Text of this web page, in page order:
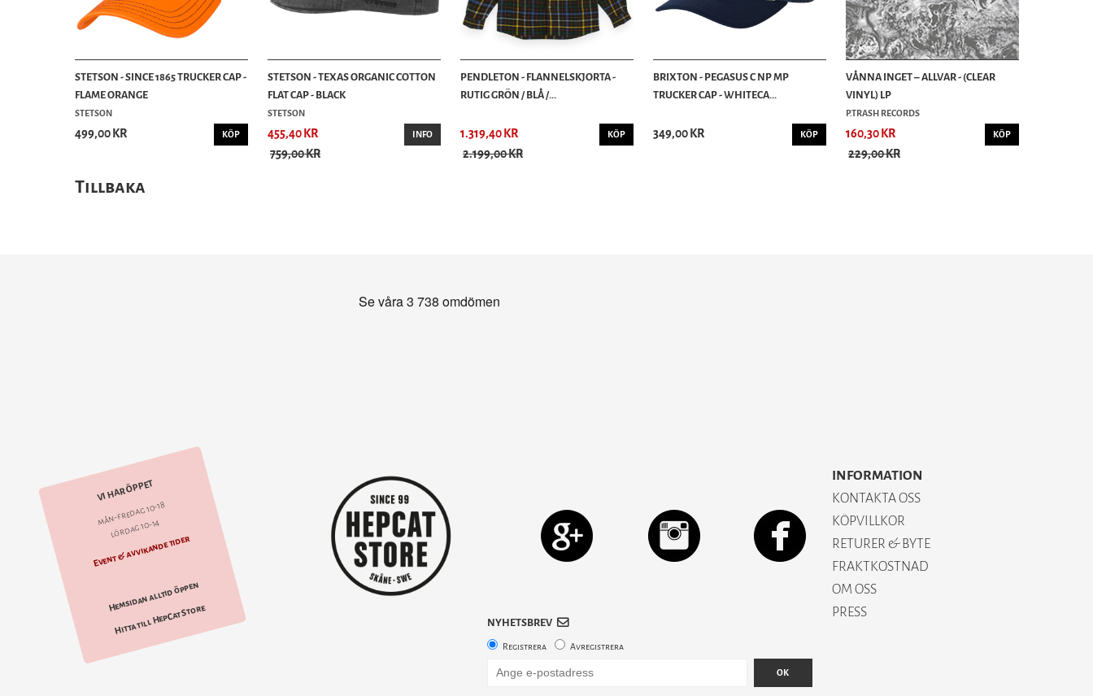
STETSON - SINCE 1865 TRUCKER CAP -
FLAME ORANGE
STETSON
499,00 KR KÖP
STETSON - TEXAS ORGANIC COTTON
FLAT CAP - BLACK
STETSON
455,40 KR
759,00 KR
INFO
PENDLETON - FLANNELSKJORTA -
RUTIG GRÖN / BLÅ /...
1.319,40 KR
2.199,00 KR
KÖP
BRIXTON - PEGASUS C NP MP
TRUCKER CAP - WHITECA...
349,00 KR KÖP
VÅNNA INGET – ALLVAR - (CLEAR
VINYL) LP
P.TRASH RECORDS
160,30 KR
229,00 KR
KÖP
Tillbaka
VI HAR ÖPPET
mån-fredag 10-18
lördag 10-14
Event & avvikande tider
Hemsidan alltid öppen
Hitta till HepCat Store
INFORMATION
KONTAKTA OSS
KÖPVILLKOR
RETURER & BYTE
FRAKTKOSTNAD
OM OSS
PRESS
NYHETSBREV
Registrera Avregistrera
OK